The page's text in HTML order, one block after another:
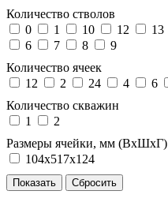
Количество стволов
0
1 10 12 13
6
7 8
9
Количество ячеек
12
2 24 4 6
Количество скважин
1
2
Размеры ячейки, мм (ВхШхГ)
104х517х124